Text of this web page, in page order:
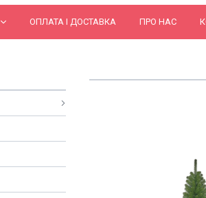
ОПЛАТА І ДОСТАВКА ПРО НАС